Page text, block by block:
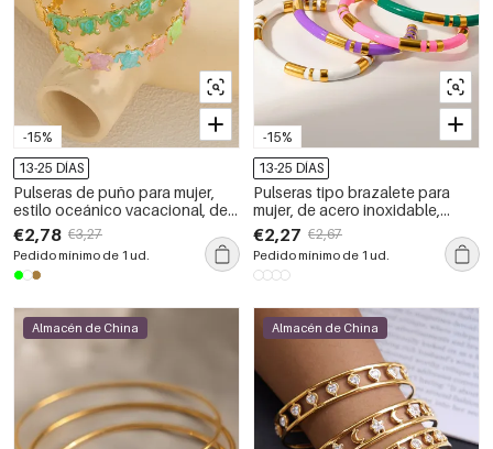
-15%
13-25 DÍAS
Pulseras de puño para mujer,
estilo oceánico vacacional, de
acero inoxidable esmaltado,
impermeables, color dorado.
€2,78 €3,27
Pedido mínimo de 1 ud.
-15%
13-25 DÍAS
Pulseras tipo brazalete para
mujer, de acero inoxidable,
impermeables y de color
dorado.
€2,27 €2,67
Pedido mínimo de 1 ud.
Almacén de China Almacén de China